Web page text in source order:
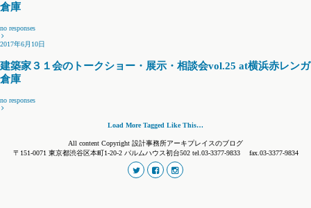
倉庫
no responses
2017年6月10日
建築家３１会のトークショー・展示・相談会vol.25 at横浜赤レンガ
倉庫
no responses
Load More Tagged Like This…
All content Copyright 設計事務所アーキプレイスのブログ
〒151-0071 東京都渋谷区本町1-20-2 パルムハウス初台502 tel.03-3377-9833 fax.03-3377-9834